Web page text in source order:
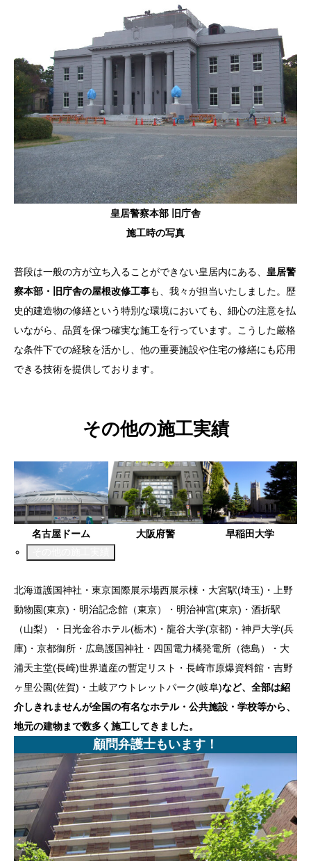
皇居警察本部 旧庁舎
施工時の写真
普段は一般の方が立ち入ることができない皇居内にある、 皇居警
察本部・旧庁舎の屋根改修工事も、我々が担当いたしました。歴
史的建造物の修繕という特別な環境においても、細心の注意を払
いながら、品質を保つ確実な施工を行っています。こうした厳格
な条件下での経験を活かし、他の重要施設や住宅の修繕にも応用
できる技術を提供しております。
その他の施工実績
名古屋ドーム 大阪府警
早稲田大学
北海道護国神社・東京国際展示場西展示棟・大宮駅(埼玉)・上野
動物園(東京)・明治記念館（東京）・明治神宮(東京)・酒折駅
（山梨）・日光金谷ホテル(栃木)・龍谷大学(京都)・神戸大学(兵
庫)・京都御所・広島護国神社・四国電力橘発電所（徳島）・大
浦天主堂(長崎)世界遺産の暫定リスト・長崎市原爆資料館・吉野
ヶ里公園(佐賀)・土岐アウトレットパーク(岐阜)など、全部は紹
介しきれませんが全国の有名なホテル・公共施設・学校等から、
地元の建物まで数多く施工してきました。
顧問弁護士もいます！